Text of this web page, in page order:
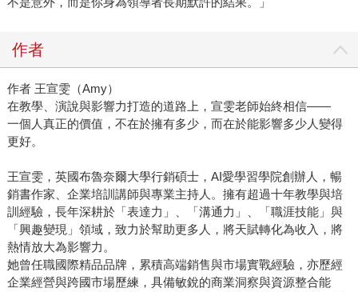
作者
作者 王宣雯（Amy）
在教學、演說與影響力打造的道路上，宣雯老師始終相信——
一個人真正的價值，不在於擁有多少，而在於能影響多少人變得
更好。
王宣雯，英國布魯奈爾大學行銷碩士，AI愛學習學院創辦人，暢
銷書作家、企業培訓講師與專業主持人。擁有超過十年教學與培
訓經驗，長年深耕於「表達力」、「溝通力」、「職涯技能」與
「興趣變現」領域，致力於幫助更多人，將天賦轉化為收入，將
熱情放大為影響力。
她曾任職國際精品品牌，累積高端銷售與市場實戰經驗，亦歷經
企業經營與跨國市場歷練，具備敏銳的商業洞察與資源整合能